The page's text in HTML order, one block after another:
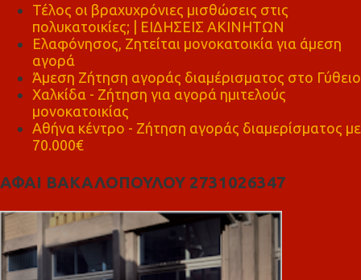
Τέλος οι βραχυχρόνιες μισθώσεις στις
πολυκατοικίες; | ΕΙΔΗΣΕΙΣ ΑΚΙΝΗΤΩΝ
Ελαφόνησος, Ζητείται μονοκατοικία για άμεση
αγορά
Άμεση Ζήτηση αγοράς διαμέρισματος στο Γύθειο
Χαλκίδα - Ζήτηση για αγορά ημιτελούς
μονοκατοικίας
Αθήνα κέντρο - Ζήτηση αγοράς διαμερίσματος με
70.000€
ΑΦΑΙ ΒΑΚΑΛΟΠΟΥΛΟΥ 2731026347